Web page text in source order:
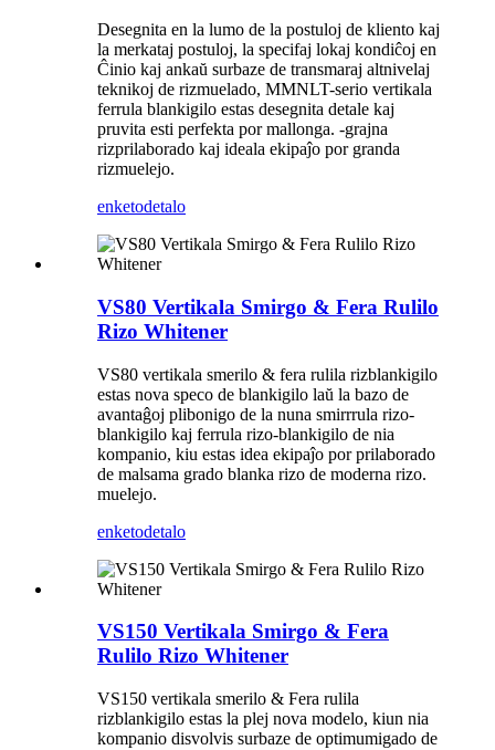
Desegnita en la lumo de la postuloj de kliento kaj
la merkataj postuloj, la specifaj lokaj kondiĉoj en
Ĉinio kaj ankaŭ surbaze de transmaraj altnivelaj
teknikoj de rizmuelado, MMNLT-serio vertikala
ferrula blankigilo estas desegnita detale kaj
pruvita esti perfekta por mallonga. -grajna
rizprilaborado kaj ideala ekipaĵo por granda
rizmuelejo.
enketodetalo
VS80 Vertikala Smirgo & Fera Rulilo
Rizo Whitener
VS80 vertikala smerilo & fera rulila rizblankigilo
estas nova speco de blankigilo laŭ la bazo de
avantaĝoj plibonigo de la nuna smirrrula rizo-
blankigilo kaj ferrula rizo-blankigilo de nia
kompanio, kiu estas idea ekipaĵo por prilaborado
de malsama grado blanka rizo de moderna rizo.
muelejo.
enketodetalo
VS150 Vertikala Smirgo & Fera
Rulilo Rizo Whitener
VS150 vertikala smerilo & Fera rulila
rizblankigilo estas la plej nova modelo, kiun nia
kompanio disvolvis surbaze de optimumigado de